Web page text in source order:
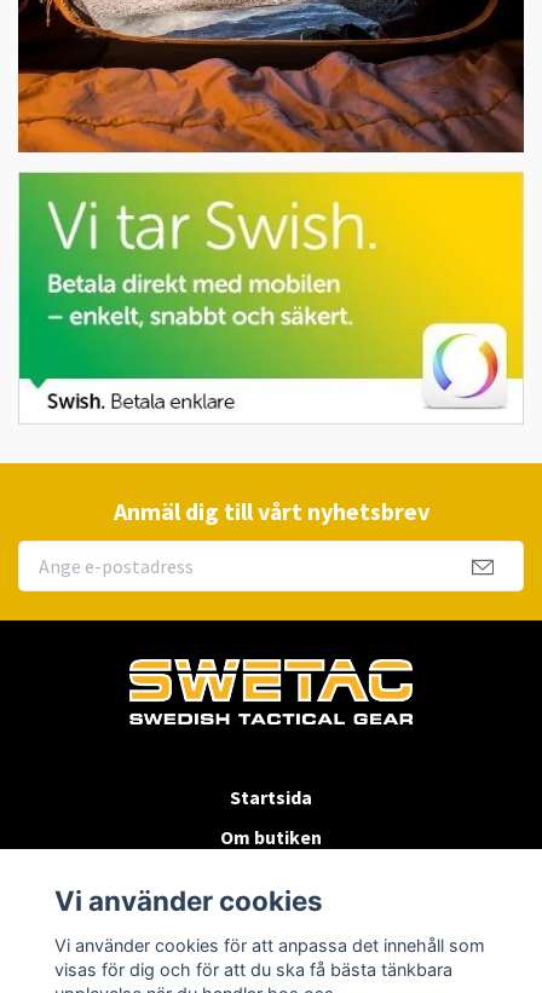
Anmäl dig till vårt nyhetsbrev
Startsida
Om butiken
Byten & Returer
Kontakta oss
Vi använder cookies
Vi använder cookies för att anpassa det innehåll som
visas för dig och för att du ska få bästa tänkbara